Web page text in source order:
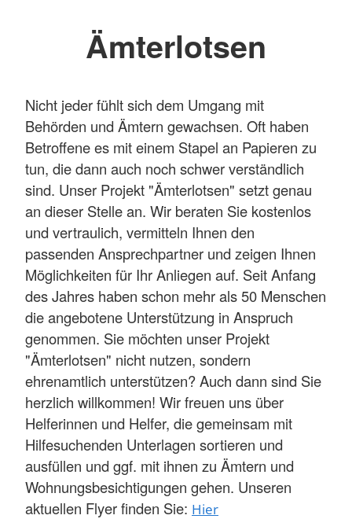
Ämterlotsen
Nicht jeder fühlt sich dem Umgang mit
Behörden und Ämtern gewachsen. Oft haben
Betroffene es mit einem Stapel an Papieren zu
tun, die dann auch noch schwer verständlich
sind. Unser Projekt "Ämterlotsen" setzt genau
an dieser Stelle an. Wir beraten Sie kostenlos
und vertraulich, vermitteln Ihnen den
passenden Ansprechpartner und zeigen Ihnen
Möglichkeiten für Ihr Anliegen auf. Seit Anfang
des Jahres haben schon mehr als 50 Menschen
die angebotene Unterstützung in Anspruch
genommen. Sie möchten unser Projekt
"Ämterlotsen" nicht nutzen, sondern
ehrenamtlich unterstützen? Auch dann sind Sie
herzlich willkommen! Wir freuen uns über
Helferinnen und Helfer, die gemeinsam mit
Hilfesuchenden Unterlagen sortieren und
ausfüllen und ggf. mit ihnen zu Ämtern und
Wohnungsbesichtigungen gehen. Unseren
aktuellen Flyer finden Sie: Hier